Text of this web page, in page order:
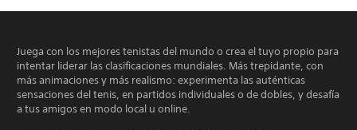
Juega con los mejores tenistas del mundo o crea el tuyo propio para
intentar liderar las clasificaciones mundiales. Más trepidante, con
más animaciones y más realismo: experimenta las auténticas
sensaciones del tenis, en partidos individuales o de dobles, y desafía
a tus amigos en modo local u online.